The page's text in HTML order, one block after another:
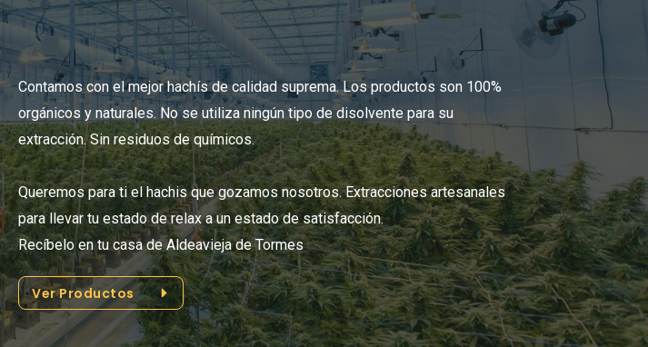
Contamos con el mejor hachís de calidad suprema. Los productos son 100%
orgánicos y naturales. No se utiliza ningún tipo de disolvente para su
extracción. Sin residuos de químicos.
Queremos para ti el hachis que gozamos nosotros. Extracciones artesanales
para llevar tu estado de relax a un estado de satisfacción.
Recíbelo en tu casa de Aldeavieja de Tormes
Ver Productos